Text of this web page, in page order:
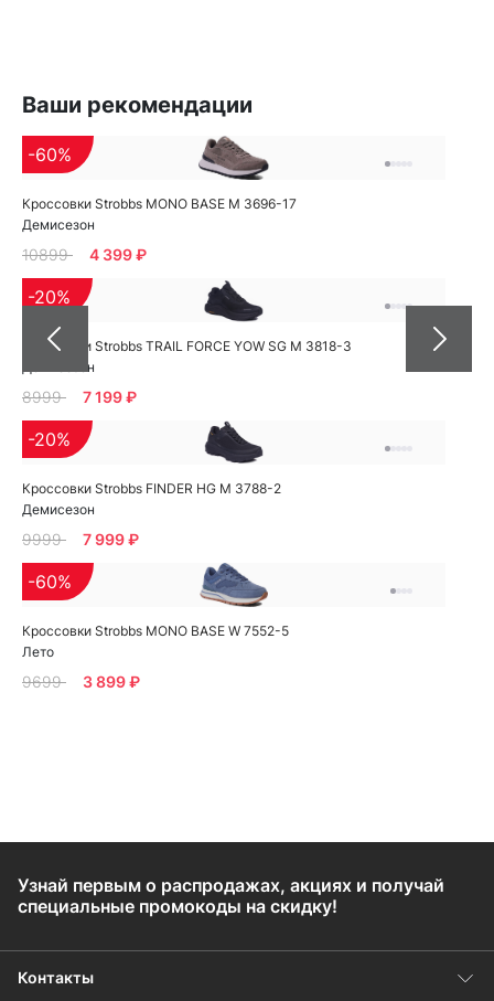
Ваши рекомендации
Кроссовки Strobbs MONO BASE M 3696-17
Демисезон
-60%
10899 4 399 ₽
Кроссовки Strobbs TRAIL FORCE YOW SG M 3818-3
Демисезон
-20%
8999 7 199 ₽
Кроссовки Strobbs FINDER HG M 3788-2
Демисезон
-20%
9999 7 999 ₽
Кроссовки Strobbs MONO BASE W 7552-5
Лето
-60%
9699 3 899 ₽
Узнай первым о распродажах, акциях и получай
специальные промокоды на скидку!
Контакты